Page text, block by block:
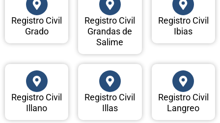
Registro Civil
Grado
Registro Civil
Grandas de
Salime
Registro Civil
Ibias
Registro Civil
Illano
Registro Civil
Illas
Registro Civil
Langreo